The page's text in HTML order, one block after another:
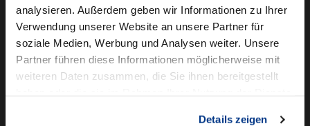
analysieren. Außerdem geben wir Informationen zu Ihrer
Verwendung unserer Website an unsere Partner für
soziale Medien, Werbung und Analysen weiter. Unsere
Partner führen diese Informationen möglicherweise mit
weiteren Daten zusammen, die Sie ihnen bereitgestellt
Details zeigen
Audi Business
BMW Geschäftskunden
Volkswagen Professional Class
Autowelt Schmidt